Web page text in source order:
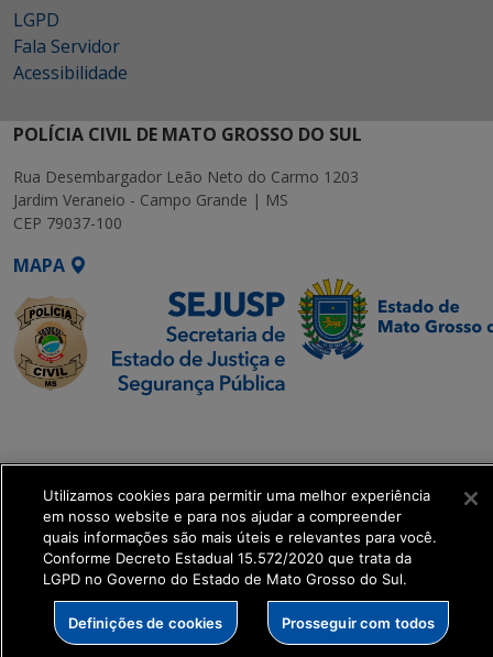
LGPD
Fala Servidor
Acessibilidade
POLÍCIA CIVIL DE MATO GROSSO DO SUL
Rua Desembargador Leão Neto do Carmo 1203
Jardim Veraneio - Campo Grande | MS
CEP 79037-100
MAPA
get_footer();
Utilizamos cookies para permitir uma melhor experiência
em nosso website e para nos ajudar a compreender
quais informações são mais úteis e relevantes para você.
Conforme Decreto Estadual 15.572/2020 que trata da
LGPD no Governo do Estado de Mato Grosso do Sul.
Definições de cookies Prosseguir com todos